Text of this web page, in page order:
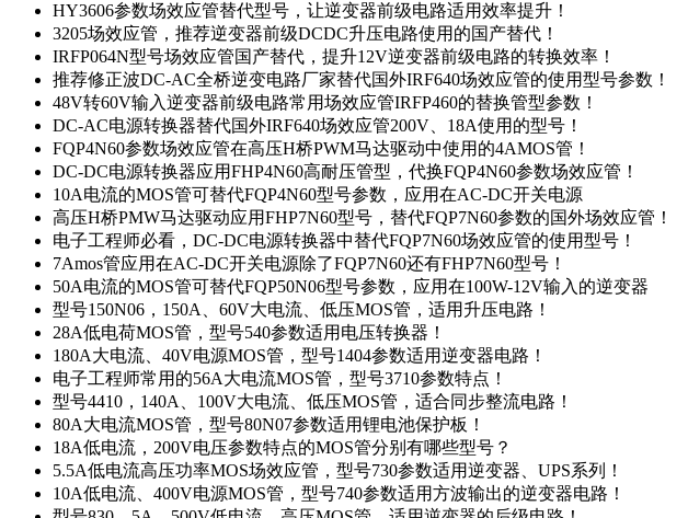
HY3606参数场效应管替代型号，让逆变器前级电路适用效率提升！
3205场效应管，推荐逆变器前级DCDC升压电路使用的国产替代！
IRFP064N型号场效应管国产替代，提升12V逆变器前级电路的转换效率！
推荐修正波DC-AC全桥逆变电路厂家替代国外IRF640场效应管的使用型号参数！
48V转60V输入逆变器前级电路常用场效应管IRFP460的替换管型参数！
DC-AC电源转换器替代国外IRF640场效应管200V、18A使用的型号！
FQP4N60参数场效应管在高压H桥PWM马达驱动中使用的4AMOS管！
DC-DC电源转换器应用FHP4N60高耐压管型，代换FQP4N60参数场效应管！
10A电流的MOS管可替代FQP4N60型号参数，应用在AC-DC开关电源
高压H桥PMW马达驱动应用FHP7N60型号，替代FQP7N60参数的国外场效应管！
电子工程师必看，DC-DC电源转换器中替代FQP7N60场效应管的使用型号！
7Amos管应用在AC-DC开关电源除了FQP7N60还有FHP7N60型号！
50A电流的MOS管可替代FQP50N06型号参数，应用在100W-12V输入的逆变器
型号150N06，150A、60V大电流、低压MOS管，适用升压电路！
28A低电荷MOS管，型号540参数适用电压转换器！
180A大电流、40V电源MOS管，型号1404参数适用逆变器电路！
电子工程师常用的56A大电流MOS管，型号3710参数特点！
型号4410，140A、100V大电流、低压MOS管，适合同步整流电路！
80A大电流MOS管，型号80N07参数适用锂电池保护板！
18A低电流，200V电压参数特点的MOS管分别有哪些型号？
5.5A低电流高压功率MOS场效应管，型号730参数适用逆变器、UPS系列！
10A低电流、400V电源MOS管，型号740参数适用方波输出的逆变器电路！